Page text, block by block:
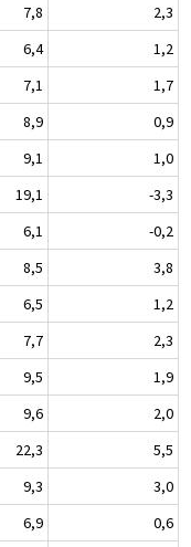
7,8
2,3
6,4
1,2
7,1
1,7
8,9
0,9
9,1
1,0
19,1
-3,3
6,1
-0,2
8,5
3,8
6,5
1,2
7,7
2,3
9,5
1,9
9,6
2,0
22,3
5,5
9,3
3,0
6,9
0,6